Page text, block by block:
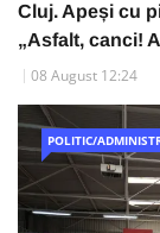
Cluj. Apeși cu
„Asfalt, canci!
08 August 12:24
POLITIC/